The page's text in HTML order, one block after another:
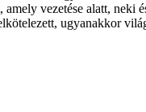
vezetése alatt,
ugyanakkor